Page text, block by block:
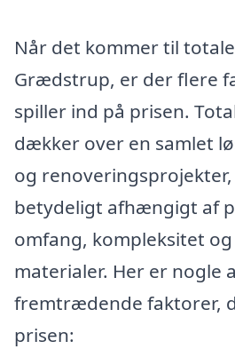
Når det kommer til
Grædstrup, er der flere
spiller ind på prisen.
dækker over en samlet
og
betydeligt afhængigt af
omfang, kompleksitet
materialer. Her er nogle
fremtrædende faktorer,
prisen: